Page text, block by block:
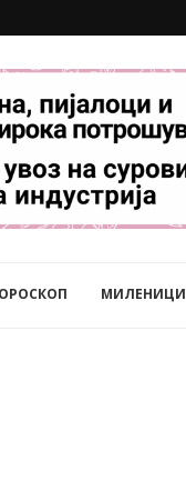
МИЛЕНИЦИ